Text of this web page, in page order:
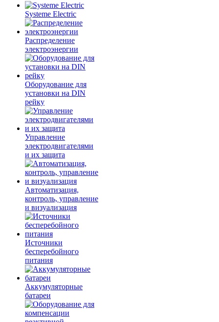
Systeme Electric
Распределение
электроэнергии
Оборудование для
установки на DIN
рейку
Управление
электродвигателями
и их защита
Автоматизация,
контроль, управление
и визуализация
Источники
бесперебойного
питания
Аккумуляторные
батареи